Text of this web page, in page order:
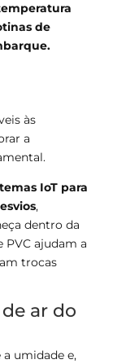
de
às
a
IoT para
,
dentro da
PVC ajudam a
trocas
ar do
umidade e,